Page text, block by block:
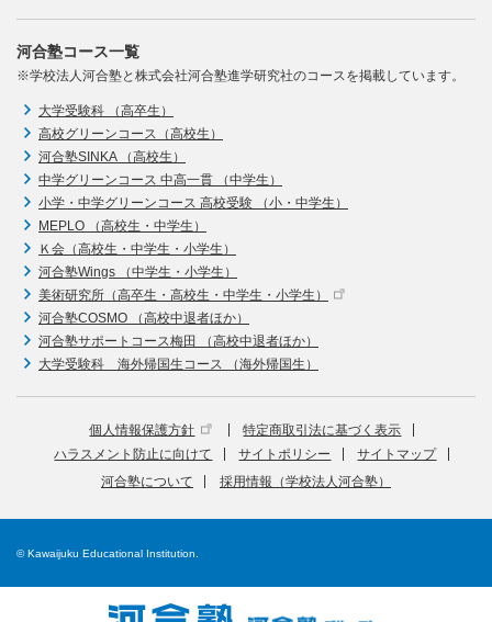
河合塾コース一覧
※学校法人河合塾と株式会社河合塾進学研究社のコースを掲載しています。
大学受験科 （高卒生）
高校グリーンコース（高校生）
河合塾SINKA （高校生）
中学グリーンコース 中高一貫 （中学生）
小学・中学グリーンコース 高校受験 （小・中学生）
MEPLO （高校生・中学生）
Ｋ会（高校生・中学生・小学生）
河合塾Wings （中学生・小学生）
美術研究所（高卒生・高校生・中学生・小学生）
河合塾COSMO （高校中退者ほか）
河合塾サポートコース梅田 （高校中退者ほか）
大学受験科 海外帰国生コース （海外帰国生）
個人情報保護方針
特定商取引法に基づく表示
ハラスメント防止に向けて
サイトポリシー
サイトマップ
河合塾について
採用情報（学校法人河合塾）
© Kawaijuku Educational Institution.